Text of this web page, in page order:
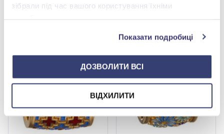
зібрали під час вашого користування їхніми
Показати подробиці
ДОЗВОЛИТИ ВСІ
ВІДХИЛИТИ
1 963,20 грн 1 963,20 грн
Купити
-80%